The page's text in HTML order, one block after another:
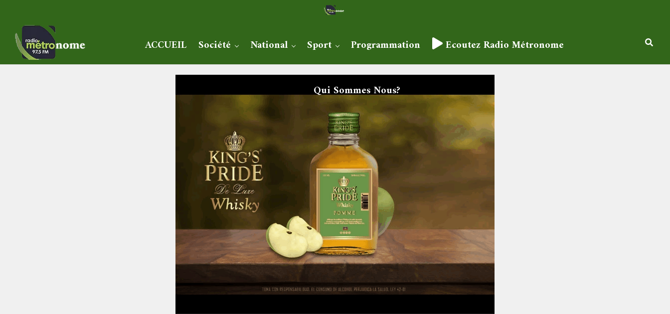
ACCUEIL Société National Sport Programmation Ecoutez Radio Métronome
Qui Sommes Nous?